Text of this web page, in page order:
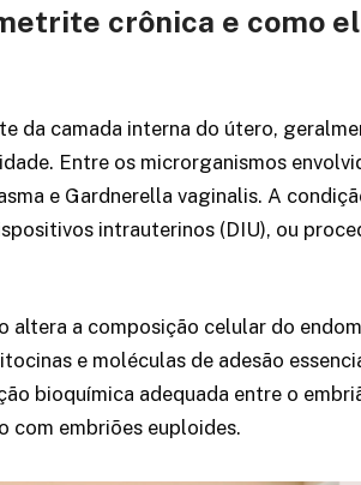
crônica e como
da camada interna do útero,
Entre os microrganismos
e Gardnerella vaginalis. A
intrauterinos (DIU), ou
altera a composição celular do
e moléculas de adesão
bioquímica adequada entre o
com embriões euploides.